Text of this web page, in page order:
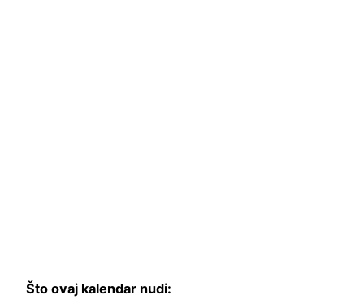
Što ovaj kalendar nudi: